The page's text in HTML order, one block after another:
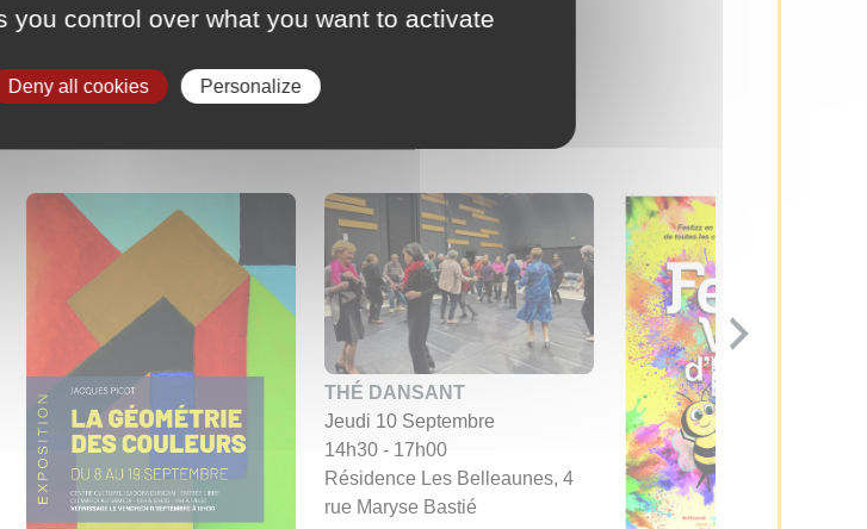
ÉVÉNEMENTS
au RECHERCHER
THÉ DANSANT
Jeudi 10 Septembre
14h30 - 17h00
Résidence Les Belleaunes, 4
rue Maryse Bastié
control over what you want to activate
Deny all cookies Personalize